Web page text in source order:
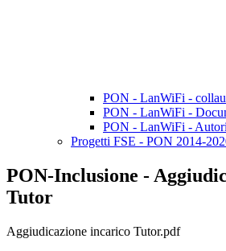
PON - LanWiFi -
PON - LanWiFi -
PON - LanWiFi -
Progetti FSE - PON 2014-
PON-Inclusione -
Tutor
Aggiudicazione incarico Tutor.pdf